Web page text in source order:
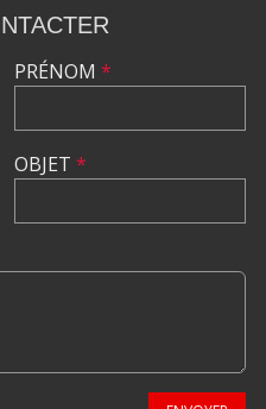
PRÉNOM *
OBJET *